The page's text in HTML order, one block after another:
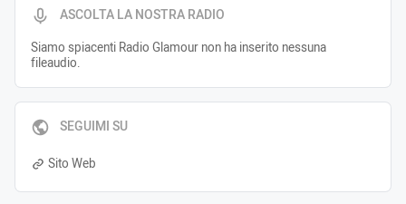
ASCOLTA LA NOSTRA RADIO
Siamo spiacenti Radio Glamour non ha inserito nessuna
fileaudio.
SEGUIMI SU
Sito Web